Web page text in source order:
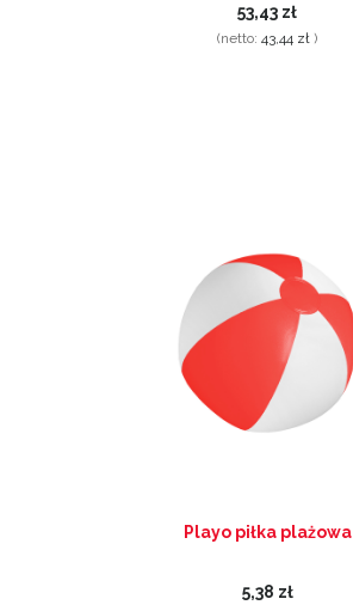
53,43 zł
(netto: 43,44 zł )
Playo piłka plażowa
5,38 zł